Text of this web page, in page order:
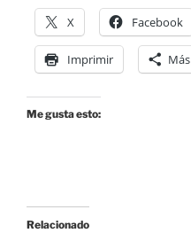
X Facebook
Imprimir Más
Me gusta esto:
Relacionado